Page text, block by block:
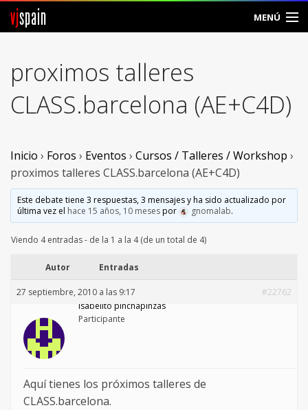
vjspain MENÚ
Foros
Noticias
Vjspain
Ayuda
Contacto
Entrar
proximos talleres
CLASS.barcelona (AE+C4D)
Inicio › Foros › Eventos › Cursos / Talleres / Workshop ›
proximos talleres CLASS.barcelona (AE+C4D)
Este debate tiene 3 respuestas, 3 mensajes y ha sido actualizado por
última vez el hace 15 años, 10 mesespor gnomalab.
Viendo 4 entradas - de la 1 a la 4 (de un total de 4)
Autor Entradas
27 septiembre, 2010 a las 9:17
#22762
isabelito pinchapinzas
Participante
Aquí tienes los próximos talleres de
CLASS.barcelona.